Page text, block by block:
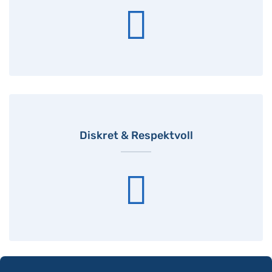
Diskret & Respektvoll